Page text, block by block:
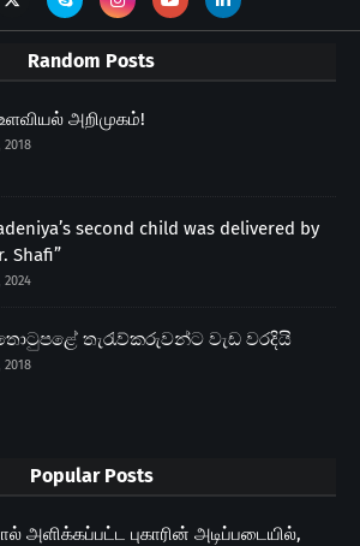
Random Posts
அறிமுகம்!
2018
second child was delivered by
Shafi”
2024
තැරැව්කරුවන්ට වැඩ වරදියි
2018
Popular Posts
அளிக்கப்பட்ட புகாரின் அடிப்படையில்,